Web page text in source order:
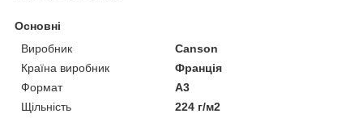
Основні
Виробник
Canson
Країна виробник
Франція
Формат
A3
Щільність
224 г/м2